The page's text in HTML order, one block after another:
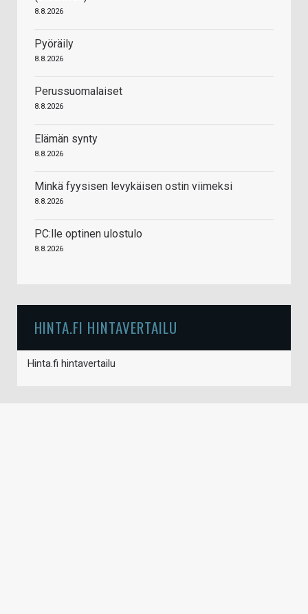
8.8.2026
Pyöräily
8.8.2026
Perussuomalaiset
8.8.2026
Elämän synty
8.8.2026
Minkä fyysisen levykäisen ostin viimeksi
8.8.2026
PC:lle optinen ulostulo
8.8.2026
HINTA.FI HINTAVERTAILU
Hinta.fi hintavertailu